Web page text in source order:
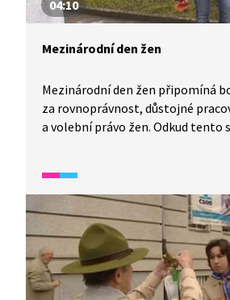
04:10
Mezinárodní den žen
Mezinárodní den žen připomíná
za rovnoprávnost, důstojné
a volební právo žen. Odkud tento
souvislosti vzniku MDŽ, ale i to, že
nerovnosti mezi přístupem k